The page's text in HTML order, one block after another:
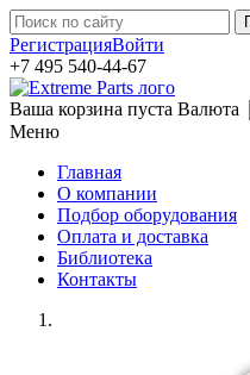
РегистрацияВойти
+7 495 540-44-67
Ваша корзина пуста Валюта
Меню
Главная
О компании
Подбор оборудования
Оплата и доставка
Библиотека
Контакты